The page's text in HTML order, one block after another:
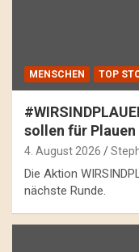
MENSCHEN TOP
sollen für
4. August 2026
Die Aktion
nächste Runde.